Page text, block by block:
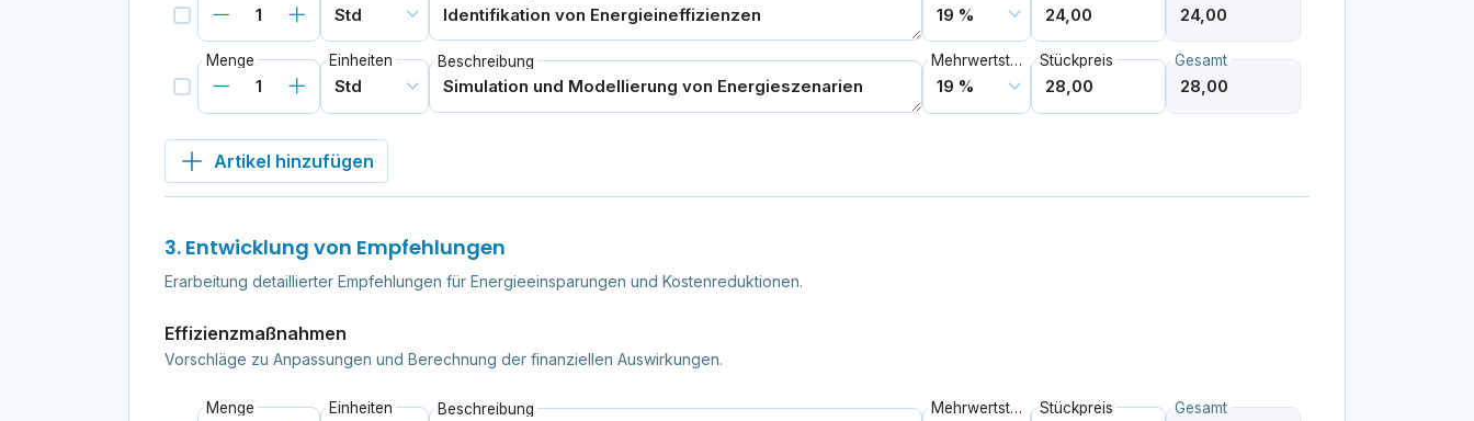
Menge Einheiten Beschreibung Mehrwertsteuer Stückpreis Gesamt
Artikel hinzufügen
3. Entwicklung von Empfehlungen
Erarbeitung detaillierter Empfehlungen für Energieeinsparungen und Kostenreduktionen.
Effizienzmaßnahmen
Vorschläge zu Anpassungen und Berechnung der finanziellen Auswirkungen.
Menge Einheiten Beschreibung Mehrwertsteuer Stückpreis Gesamt